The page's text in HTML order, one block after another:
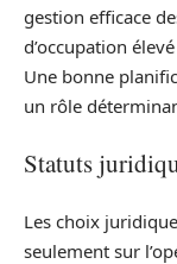
gestion efficace
d’occupation
Une bonne
un rôle
Statuts
Les choix
seulement sur